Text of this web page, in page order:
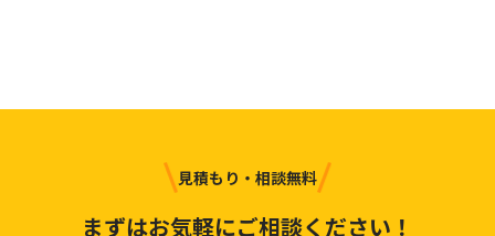
見積もり・相談無料
まずはお気軽にご相談ください！